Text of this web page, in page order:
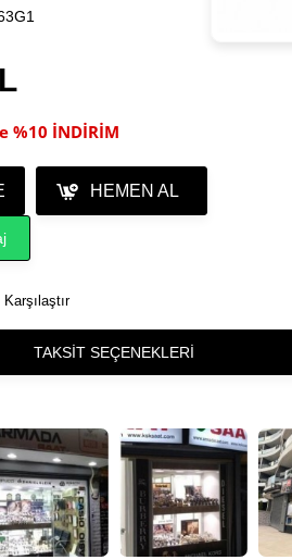
%10 İNDİRİM
HEMEN AL
Karşılaştır
TAKSIT SEÇENEKLERI